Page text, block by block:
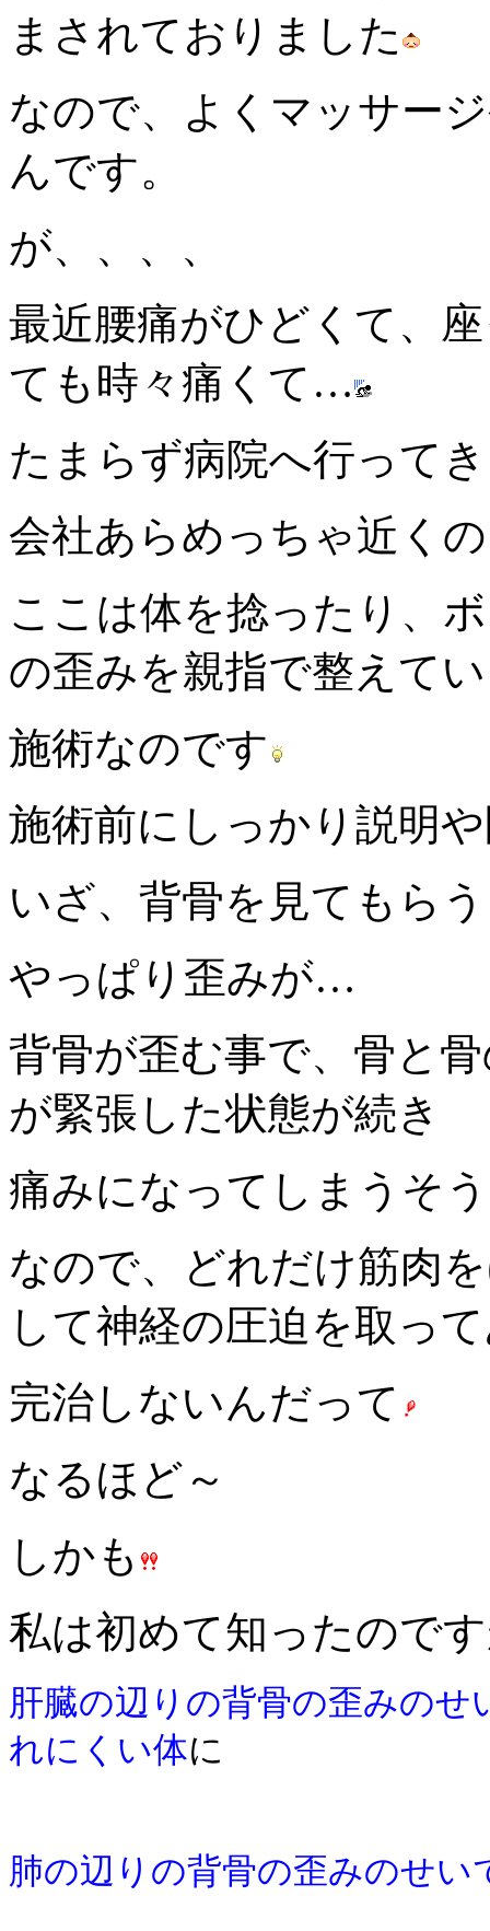
まされておりました
なので、よくマッサー
んです。
が、、、、
最近腰痛がひどくて、
ても時々痛くて…
たまらず病院へ行って
会社あらめっちゃ近
ここは体を捻ったり、
の歪みを親指で整えて
施術なのです
施術前にしっかり説明
いざ、背骨を見てもら
やっぱり歪みが…
背骨が歪む事で、骨と
が緊張した状態が続き
痛みになってしまうそ
なので、どれだけ筋肉
して神経の圧迫を取っ
完治しないんだって
なるほど～
しかも
私は初めて知ったので
肝臓の辺りの背骨の歪みの
れにくい体に
肺の辺りの背骨の歪みのせい